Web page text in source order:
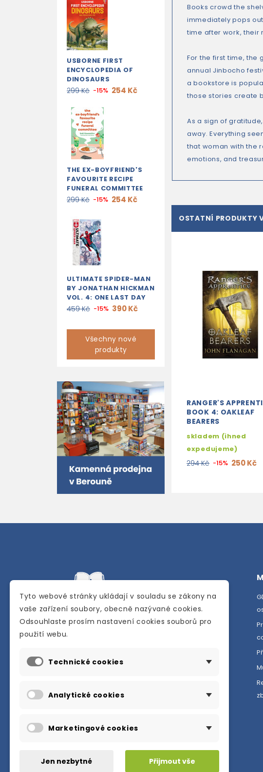
USBORNE FIRST
ENCYCLOPEDIA OF
DINOSAURS
299 Kč -15% 254 Kč
THE EX-BOYFRIEND'S
FAVOURITE RECIPE
FUNERAL COMMITTEE
299 Kč -15% 254 Kč
ULTIMATE SPIDER-MAN
BY JONATHAN HICKMAN
VOL. 4: ONE LAST DAY
459 Kč -15% 390 Kč
Všechny nové
produkty
Books crowd the
immediately pops
time after work, their
For the first time, the
annual Jinbocho
a bookstore is
those stories create
As a sign of
away. Everything
that woman with the
emotions, and
OSTATNÍ PRODUKTY
RANGER'S
BOOK 4: OAKLEAF
BEARERS
skladem (ihned
expedujeme)
294 Kč -15% 250 Kč
Internetové a kamenné knihkupectví se
anglického jazyka.
Karly Machové 48 Beroun 266 01
info@englishbooks.cz
Tyto webové stránky ukládají v souladu se zákony na
vaše zařízení soubory, obecně nazývané cookies.
Odsouhlaste prosím nastavení cookies souborů pro
použití webu.
Technické cookies
Analytické cookies
Marketingové cookies
Jen nezbytné Přijmout vše